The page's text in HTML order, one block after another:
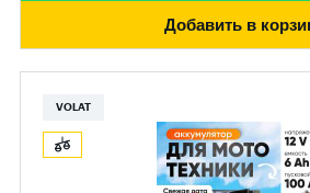
Добавить в
VOLAT